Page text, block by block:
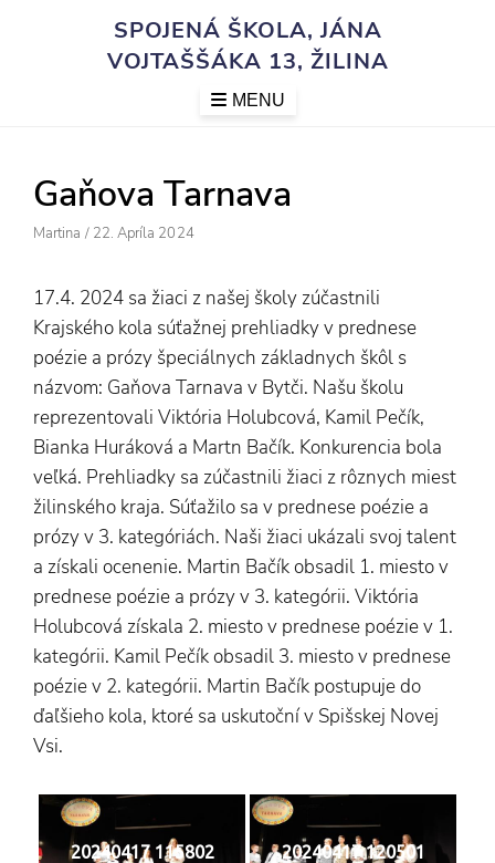
SPOJENÁ ŠKOLA, JÁNA
VOJTAŠŠÁKA 13, ŽILINA
MENU
Gaňova Tarnava
Author
Martina / Posted
22. Apríla 2024
17.4. 2024 sa žiaci z našej školy zúčastnili
Krajského kola súťažnej prehliadky v prednese
poézie a prózy špeciálnych základnych škôl s
názvom: Gaňova Tarnava v Bytči. Našu školu
reprezentovali Viktória Holubcová, Kamil Pečík,
Bianka Huráková a Martn Bačík. Konkurencia bola
veľká. Prehliadky sa zúčastnili žiaci z rôznych miest
žilinského kraja. Súťažilo sa v prednese poézie a
prózy v 3. kategóriách. Naši žiaci ukázali svoj talent
a získali ocenenie. Martin Bačík obsadil 1. miesto v
prednese poézie a prózy v 3. kategórii. Viktória
Holubcová získala 2. miesto v prednese poézie v 1.
kategórii. Kamil Pečík obsadil 3. miesto v prednese
poézie v 2. kategórii. Martin Bačík postupuje do
ďaľšieho kola, ktoré sa uskutoční v Spišskej Novej
Vsi.
20240417 115802 20240417 120501